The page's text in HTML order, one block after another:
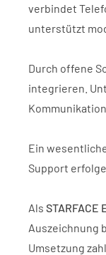
verbindet
unterstützt
Durch offene
integrieren.
Ein
Support
Als
Auszeichnung
Umsetzung